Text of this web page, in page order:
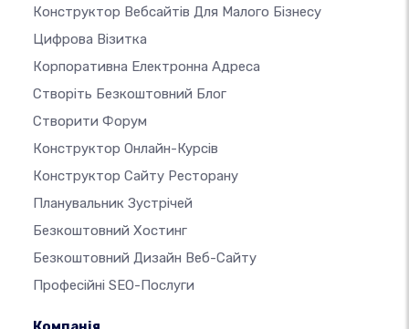
Конструктор Вебсайтів Для Малого Бізнесу
Цифрова Візитка
Корпоративна Електронна Адреса
Створіть Безкоштовний Блог
Створити Форум
Конструктор Онлайн-Курсів
Конструктор Сайту Ресторану
Планувальник Зустрічей
Безкоштовний Хостинг
Безкоштовний Дизайн Веб-Сайту
Професійні SEO-Послуги